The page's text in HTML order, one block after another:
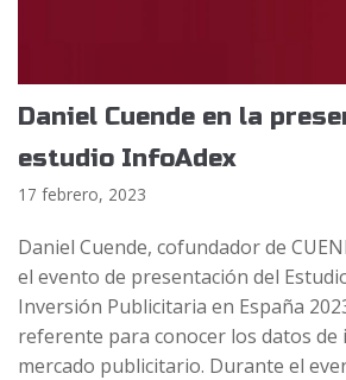
Daniel Cuende en la
estudio InfoAdex
17 febrero, 2023
Daniel Cuende, cofundador de
el evento de presentación del
Inversión Publicitaria en España
referente para conocer los datos de
mercado publicitario. Durante el